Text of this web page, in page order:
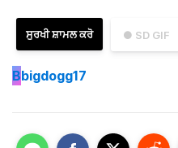
● SD GIF
ਸੁਰਖੀ ਸ਼ਾਮਲ ਕਰੋ
Bbigdogg17